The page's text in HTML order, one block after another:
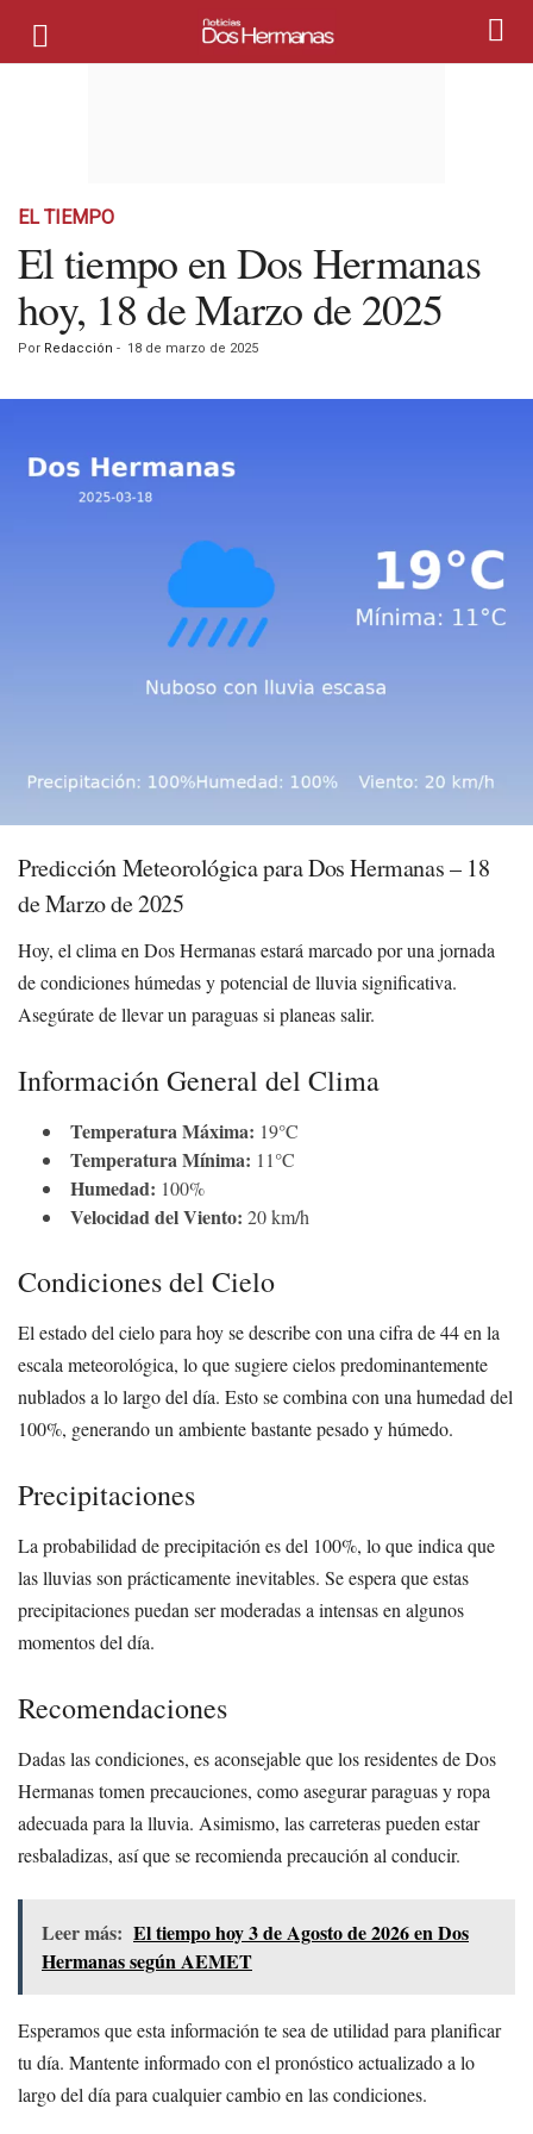
EL TIEMPO
El tiempo en Dos Hermanas
hoy, 18 de Marzo de 2025
Por Redacción - 18 de marzo de 2025
Predicción Meteorológica para Dos Hermanas – 18
de Marzo de 2025
Hoy, el clima en Dos Hermanas estará marcado por una jornada
de condiciones húmedas y potencial de lluvia significativa.
Asegúrate de llevar un paraguas si planeas salir.
Información General del Clima
Temperatura Máxima: 19°C
Temperatura Mínima: 11°C
Humedad: 100%
Velocidad del Viento: 20 km/h
Condiciones del Cielo
El estado del cielo para hoy se describe con una cifra de 44 en la
escala meteorológica, lo que sugiere cielos predominantemente
nublados a lo largo del día. Esto se combina con una humedad del
100%, generando un ambiente bastante pesado y húmedo.
Precipitaciones
La probabilidad de precipitación es del 100%, lo que indica que
las lluvias son prácticamente inevitables. Se espera que estas
precipitaciones puedan ser moderadas a intensas en algunos
momentos del día.
Recomendaciones
Dadas las condiciones, es aconsejable que los residentes de Dos
Hermanas tomen precauciones, como asegurar paraguas y ropa
adecuada para la lluvia. Asimismo, las carreteras pueden estar
resbaladizas, así que se recomienda precaución al conducir.
Leer más: El tiempo hoy 3 de Agosto de 2026 en Dos
Hermanas según AEMET
Esperamos que esta información te sea de utilidad para planificar
tu día. Mantente informado con el pronóstico actualizado a lo
largo del día para cualquier cambio en las condiciones.